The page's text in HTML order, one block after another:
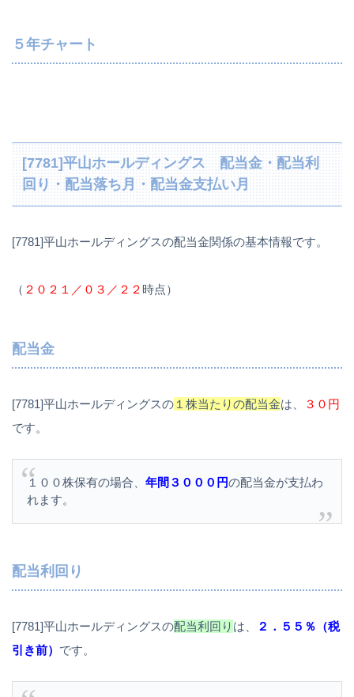
５年チャート
[7781]平山ホールディングス 配当金・配当利
回り・配当落ち月・配当金支払い月
[7781]平山ホールディングスの配当金関係の基本情報です。
（ ２０２１／０３／２２時点）
配当金
[7781]平山ホールディングスの １株当たりの配当金は、
３０円
です。
１００株保有の場合、 年間３０００円の配当金が支払わ
れます。
配当利回り
[7781]平山ホールディングスの配当利回り は、
２．５５％（税
引き前） です。